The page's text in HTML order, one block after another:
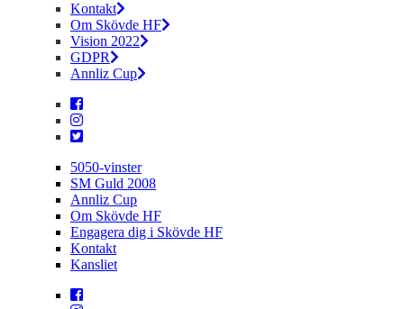
Kontakt
Om Skövde HF
Vision 2022
GDPR
Annliz Cup
5050-vinster
SM Guld 2008
Annliz Cup
Om Skövde HF
Engagera dig i Skövde HF
Kontakt
Kansliet